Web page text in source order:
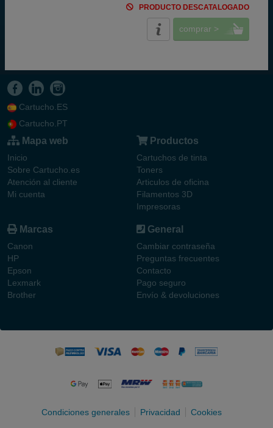
PRODUCTO DESCATALOGADO
comprar >
Cartucho.ES
Cartucho.PT
Mapa web
Inicio
Sobre Cartucho.es
Atención al cliente
Mi cuenta
Productos
Cartuchos de tinta
Toners
Articulos de oficina
Filamentos 3D
Impresoras
Marcas
Canon
HP
Epson
Lexmark
Brother
General
Cambiar contraseña
Preguntas frecuentes
Contacto
Pago seguro
Envío & devoluciones
Condiciones generales Privacidad Cookies